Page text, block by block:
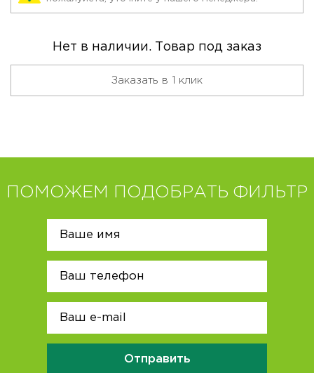
Нет в наличии. Товар под заказ
Заказать в 1 клик
ПОМОЖЕМ ПОДОБРАТЬ ФИЛЬТР
Отправить